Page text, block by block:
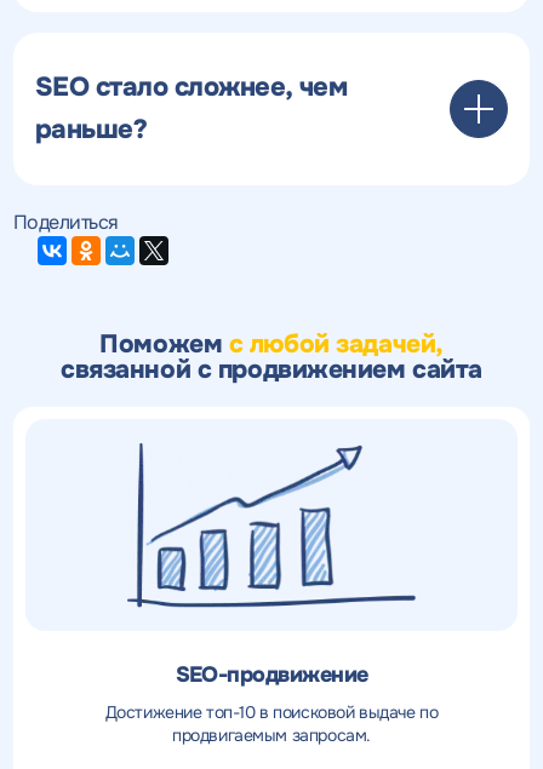
SEO стало сложнее, чем
раньше?
Поделиться
Поможем с любой задачей,
связанной с продвижением сайта
SEO-продвижение
Достижение топ-10 в поисковой выдаче по
продвигаемым запросам.